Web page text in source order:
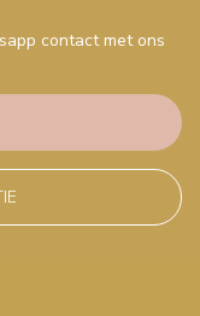
contact met ons